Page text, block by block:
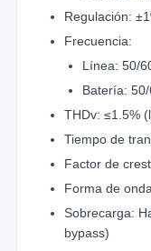
Regulación:
Frecuencia:
Línea: 50/
Batería:
THDv: ≤1.5%
Tiempo de
Factor de
Forma de
Sobrecarga:
bypass)